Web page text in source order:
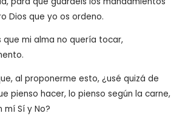
Dios que yo os ordeno.
que mi alma no quería tocar,
al proponerme esto, ¿usé quizá de
pienso hacer, lo pienso según la carne,
mí Sí y No?